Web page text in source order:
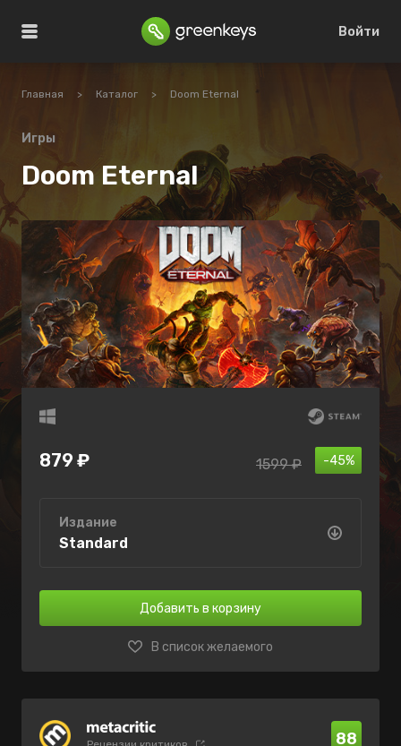
Войти
Главная > Каталог > Doom Eternal
Игры
Doom Eternal
879 ₽ -45%
1599 ₽
Издание
Standard
Добавить в корзину
В список желаемого
88